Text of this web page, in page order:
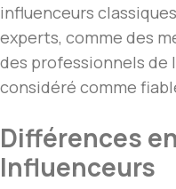
influenceurs
experts, comme des
des professionnels de
considéré comme
Différences
Influenceurs